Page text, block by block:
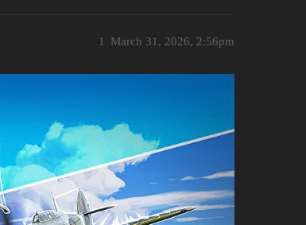
March 31, 2026, 2:56pm
1